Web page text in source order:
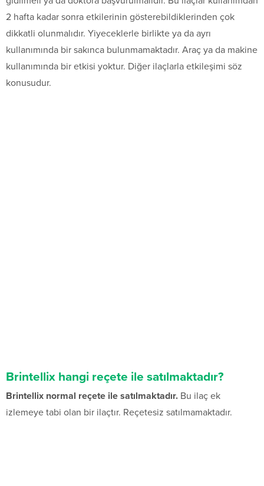
2 hafta kadar sonra etkilerinin gösterebildiklerinden çok
dikkatli olunmalıdır. Yiyeceklerle birlikte ya da ayrı
kullanımında bir sakınca bulunmamaktadır. Araç ya da makine
kullanımında bir etkisi yoktur. Diğer ilaçlarla etkileşimi söz
konusudur.
Brintellix hangi reçete ile satılmaktadır?
Brintellix normal reçete ile satılmaktadır. Bu ilaç ek
izlemeye tabi olan bir ilaçtır. Reçetesiz satılmamaktadır.